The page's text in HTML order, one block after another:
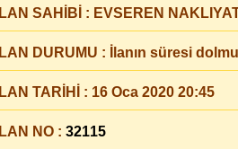
İLAN SAHİBİ : EVSEREN
İLAN DURUMU : İlanın süresi
İLAN TARİHİ : 16 Oca 2020 20:45
İLAN NO : 32115